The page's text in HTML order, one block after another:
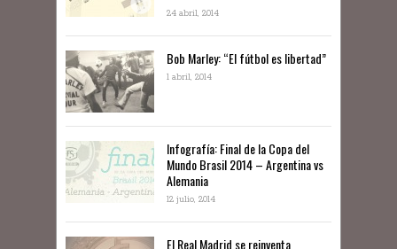
24 abril, 2014
Bob Marley: “El fútbol es libertad”
1 abril, 2014
Infografía: Final de la Copa del
Mundo Brasil 2014 – Argentina vs
Alemania
12 julio, 2014
El Real Madrid se reinventa